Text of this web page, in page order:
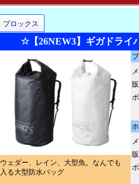
プロックス
☆【26NEW3】ギガドライ
ウェダー、レイン、大型魚。なんでも
入る大型防水バッグ